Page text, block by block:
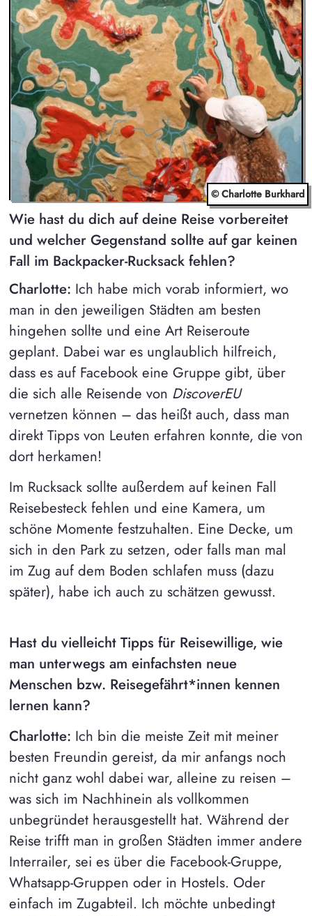
© Charlotte Burkhard
Wie hast du dich auf deine Reise vorbereitet
und welcher Gegenstand sollte auf gar keinen
Fall im Backpacker-Rucksack fehlen?
Charlotte: Ich habe mich vorab informiert, wo
man in den jeweiligen Städten am besten
hingehen sollte und eine Art Reiseroute
geplant. Dabei war es unglaublich hilfreich,
dass es auf Facebook eine Gruppe gibt, über
die sich alle Reisende von DiscoverEU
vernetzen können – das heißt auch, dass man
direkt Tipps von Leuten erfahren konnte, die von
dort herkamen!
Im Rucksack sollte außerdem auf keinen Fall
Reisebesteck fehlen und eine Kamera, um
schöne Momente festzuhalten. Eine Decke, um
sich in den Park zu setzen, oder falls man mal
im Zug auf dem Boden schlafen muss (dazu
später), habe ich auch zu schätzen gewusst.
Hast du vielleicht Tipps für Reisewillige, wie
man unterwegs am einfachsten neue
Menschen bzw. Reisegefährt*innen kennen
lernen kann?
Charlotte: Ich bin die meiste Zeit mit meiner
besten Freundin gereist, da mir anfangs noch
nicht ganz wohl dabei war, alleine zu reisen –
was sich im Nachhinein als vollkommen
unbegründet herausgestellt hat. Während der
Reise trifft man in großen Städten immer andere
Interrailer, sei es über die Facebook-Gruppe,
Whatsapp-Gruppen oder in Hostels. Oder
einfach im Zugabteil. Ich möchte unbedingt